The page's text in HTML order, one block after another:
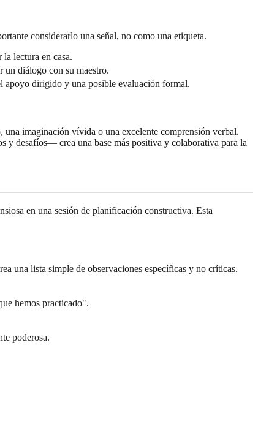
considerarlo una señal, no como una etiqueta.
lectura en casa.
un diálogo con su maestro.
apoyo dirigido y una posible evaluación formal.
una imaginación vívida o una excelente comprensión verbal.
y desafíos— crea una base más positiva y colaborativa para la
en una sesión de planificación constructiva. Esta
una lista simple de observaciones específicas y no críticas.
hemos practicado".
poderosa.